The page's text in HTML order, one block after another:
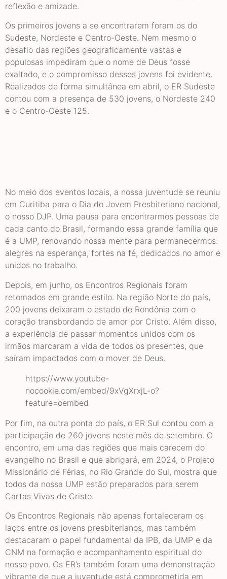
reflexão e amizade.
Os primeiros jovens a se encontrarem foram os do
Sudeste, Nordeste e Centro-Oeste. Nem mesmo o
desafio das regiões geograficamente vastas e
populosas impediram que o nome de Deus fosse
exaltado, e o compromisso desses jovens foi evidente.
Realizados de forma simultânea em abril, o ER Sudeste
contou com a presença de 530 jovens, o Nordeste 240
e o Centro-Oeste 125.
No meio dos eventos locais, a nossa juventude se reuniu
em Curitiba para o Dia do Jovem Presbiteriano nacional,
o nosso DJP. Uma pausa para encontrarmos pessoas de
cada canto do Brasil, formando essa grande família que
é a UMP, renovando nossa mente para permanecermos:
alegres na esperança, fortes na fé, dedicados no amor e
unidos no trabalho.
Depois, em junho, os Encontros Regionais foram
retomados em grande estilo. Na região Norte do país,
200 jovens deixaram o estado de Rondônia com o
coração transbordando de amor por Cristo. Além disso,
a experiência de passar momentos unidos com os
irmãos marcaram a vida de todos os presentes, que
saíram impactados com o mover de Deus.
https://www.youtube-
nocookie.com/embed/9xVgXrxjL-o?
feature=oembed
Por fim, na outra ponta do país, o ER Sul contou com a
participação de 260 jovens neste mês de setembro. O
encontro, em uma das regiões que mais carecem do
evangelho no Brasil e que abrigará, em 2024, o Projeto
Missionário de Férias, no Rio Grande do Sul, mostra que
todos da nossa UMP estão preparados para serem
Cartas Vivas de Cristo.
Os Encontros Regionais não apenas fortaleceram os
laços entre os jovens presbiterianos, mas também
destacaram o papel fundamental da IPB, da UMP e da
CNM na formação e acompanhamento espiritual do
nosso povo. Os ER’s também foram uma demonstração
vibrante de que a juventude está comprometida em